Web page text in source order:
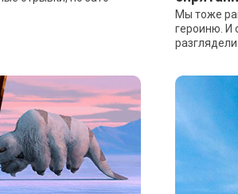
Мы тоже
героиню. И